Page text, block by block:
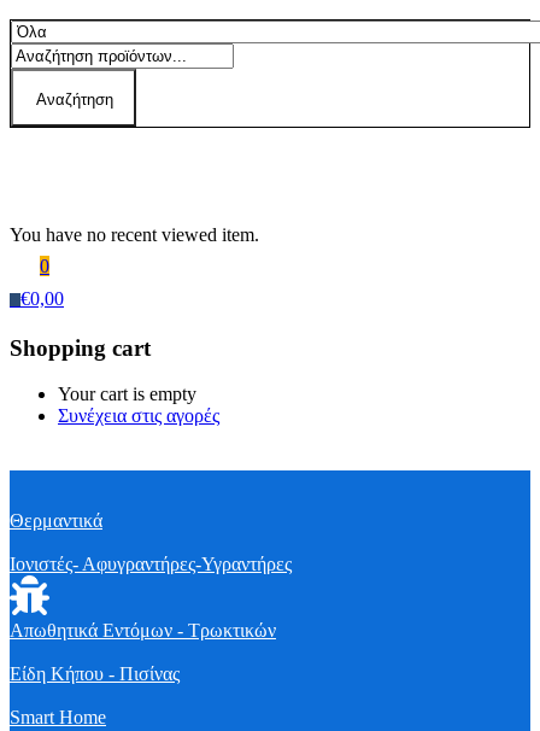
Αναζήτηση
You have no recent viewed item.
0
€0,00
Shopping cart
Your cart is empty
Συνέχεια στις αγορές
Θερμαντικά
Ιονιστές- Αφυγραντήρες-Υγραντήρες
Απωθητικά Εντόμων - Τρωκτικών
Είδη Κήπου - Πισίνας
Smart Home